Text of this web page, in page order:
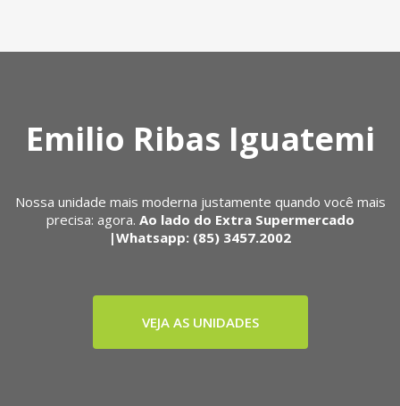
Emilio Ribas Iguatemi
Nossa unidade mais moderna justamente quando você mais
precisa: agora. Ao lado do Extra Supermercado
|Whatsapp: (85) 3457.2002
VEJA AS UNIDADES